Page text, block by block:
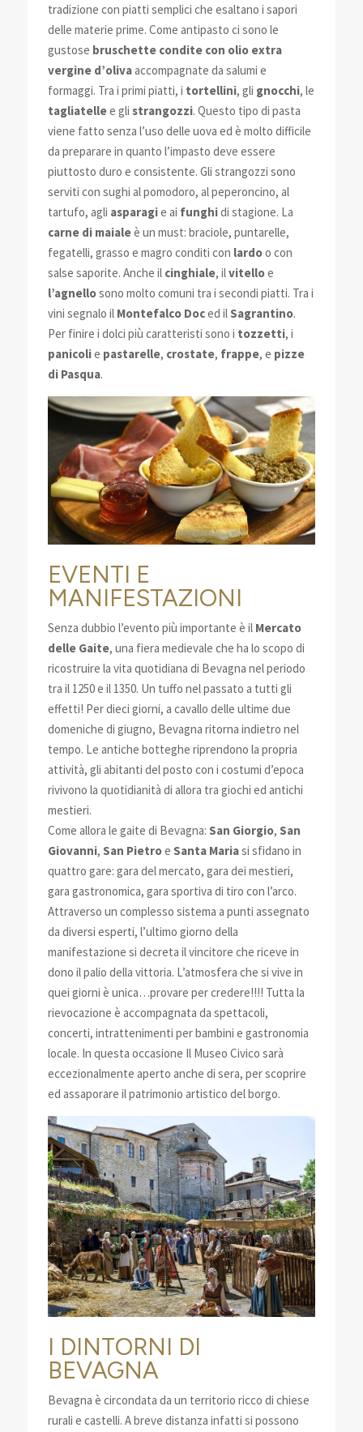
tradizione con piatti semplici che esaltano i sapori
delle materie prime. Come antipasto ci sono le
gustose bruschette condite con olio extra
vergine d’olivaaccompagnate da salumi e
formaggi. Tra i primi piatti, i tortellini, gli gnocchi, le
tagliatellee gli strangozzi. Questo tipo di pasta
viene fatto senza l’uso delle uova ed è molto difficile
da preparare in quanto l’impasto deve essere
piuttosto duro e consistente. Gli strangozzi sono
serviti con sughi al pomodoro, al peperoncino, al
tartufo, agli asparagie ai funghidi stagione. La
carne di maialeè un must: braciole, puntarelle,
fegatelli, grasso e magro conditi con lardoo con
salse saporite. Anche ilcinghiale, ilvitelloe
l’agnellosono molto comuni tra i secondi piatti. Tra i
vini segnalo il Montefalco Doced il Sagrantino.
Per finire i dolci più caratteristi sono i tozzetti, i
panicolie pastarelle, crostate, frappe, e pizze
di Pasqua.
EVENTI E
MANIFESTAZIONI
Senza dubbio l’evento più importante è il Mercato
delle Gaite, una fiera medievale che ha lo scopo di
ricostruire la vita quotidiana di Bevagna nel periodo
tra il 1250 e il 1350. Un tuffo nel passato a tutti gli
effetti! Per dieci giorni, a cavallo delle ultime due
domeniche di giugno, Bevagna ritorna indietro nel
tempo. Le antiche botteghe riprendono la propria
attività, gli abitanti del posto con i costumi d’epoca
rivivono la quotidianità di allora tra giochi ed antichi
mestieri.
Come allora le gaite di Bevagna: San Giorgio, San
Giovanni, San Pietroe Santa Mariasi sfidano in
quattro gare: gara del mercato, gara dei mestieri,
gara gastronomica, gara sportiva di tiro con l’arco.
Attraverso un complesso sistema a punti assegnato
da diversi esperti, l’ultimo giorno della
manifestazione si decreta il vincitore che riceve in
dono il palio della vittoria. L’atmosfera che si vive in
quei giorni è unica…provare per credere!!!! Tutta la
rievocazione è accompagnata da spettacoli,
concerti, intrattenimenti per bambini e gastronomia
locale. In questa occasione Il Museo Civico sarà
eccezionalmente aperto anche di sera, per scoprire
ed assaporare il patrimonio artistico del borgo.
I DINTORNI DI
BEVAGNA
Bevagna è circondata da un territorio ricco di chiese
rurali e castelli. A breve distanza infatti si possono